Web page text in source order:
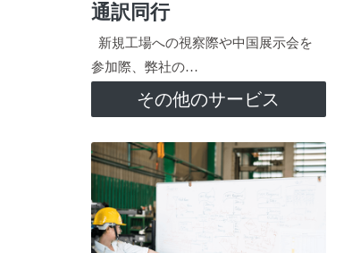
通訳同行
新規工場への視察際や中国展示会を
参加際、弊社の…
その他のサービス